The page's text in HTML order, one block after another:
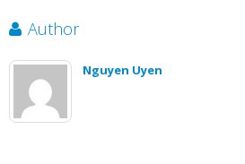
Author
Nguyen Uyen